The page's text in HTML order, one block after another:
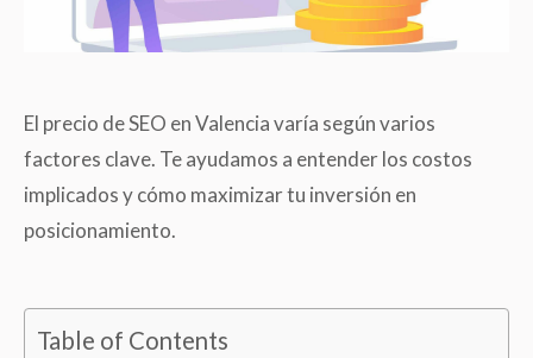
El precio de SEO en Valencia varía según varios
factores clave. Te ayudamos a entender los costos
implicados y cómo maximizar tu inversión en
posicionamiento.
Table of Contents